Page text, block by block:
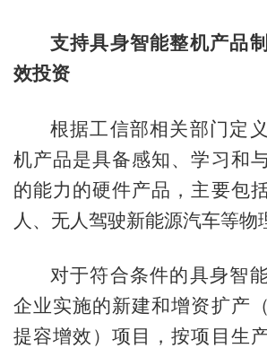
支持具身智能整机产品
效投资
根据工信部相关部门定
机产品是具备感知、学习和
的能力的硬件产品，主要包
人、无人驾驶新能源汽车等物
对于符合条件的具身智
企业实施的新建和增资扩产
提容增效）项目，按项目生